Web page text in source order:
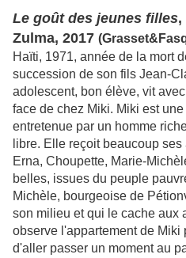
Le goût des jeunes filles,
Zulma, 2017
Haïti, 1971, année de la mort
succession de son fils Jean-
adolescent, bon élève, vit
face de chez Miki. Miki est
entretenue par un homme
libre. Elle reçoit beaucoup
Erna, Choupette, Marie-
belles, issues du peuple
Michèle, bourgeoise de
son milieu et qui le cache aux
observe l'appartement de Miki
d'aller passer un moment au